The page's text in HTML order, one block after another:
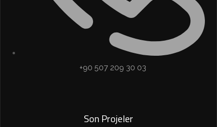
+90 507 209 30 03
Son Projeler